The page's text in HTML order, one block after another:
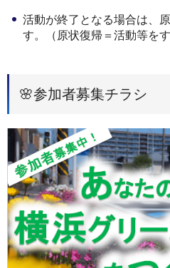
活動が終了となる場合は、
す。（原状復帰＝活動等をす
🌸参加者募集チラシ